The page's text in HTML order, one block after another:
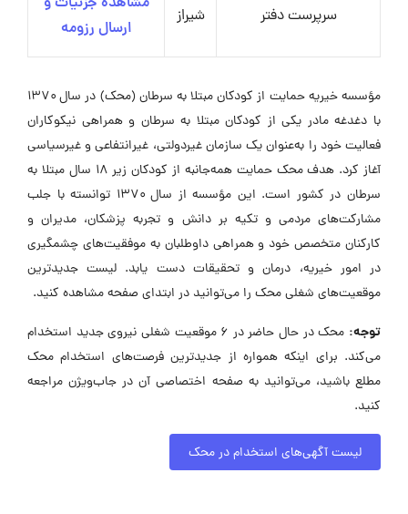
سرپرست دفتر شیراز
ارسال رزومه
مؤسسه خیریه حمایت از کودکان مبتلا به سرطان (محک) در سال ۱۳۷۰
با دغدغه مادر یکی از کودکان مبتلا به سرطان و همراهی نیکوکاران
فعالیت خود را به‌عنوان یک سازمان غیردولتی، غیرانتفاعی و غیرسیاسی
آغاز کرد. هدف محک حمایت همه‌جانبه از کودکان زیر ۱۸ سال مبتلا به
سرطان در کشور است. این مؤسسه از سال ۱۳۷۰ توانسته با جلب
مشارکت‌های مردمی و تکیه بر دانش و تجربه پزشکان، مدیران و
کارکنان متخصص خود و همراهی داوطلبان به موفقیت‌های چشمگیری
در امور خیریه، درمان و تحقیقات دست یابد. لیست جدیدترین
موقعیت‌های شغلی محک را می‌توانید در ابتدای صفحه مشاهده کنید.
توجه:
محک در حال حاضر در ۶ موقعیت شغلی نیروی جدید استخدام
می‌کند. برای اینکه همواره از جدیدترین فرصت‌های استخدام محک
مطلع باشید، می‌توانید به صفحه اختصاصی آن در جاب‌ویژن مراجعه
کنید.
لیست آگهی‌های استخدام در محک